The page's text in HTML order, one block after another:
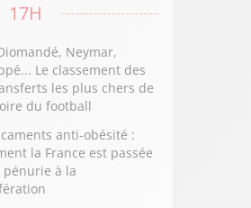
17H
Neymar,
Le classement des
les plus chers de
du football
anti-obésité :
la France est passée
pénurie à la